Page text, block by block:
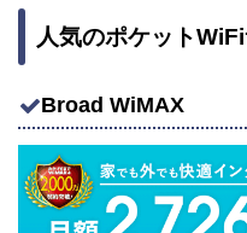
人気のポケット
Broad WiMAX